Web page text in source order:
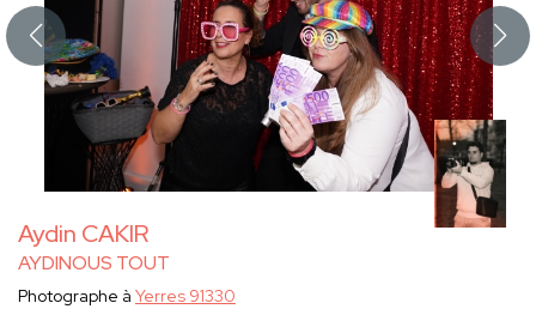
Aydin CAKIR
AYDINOUS TOUT
Photographe à Yerres 91330